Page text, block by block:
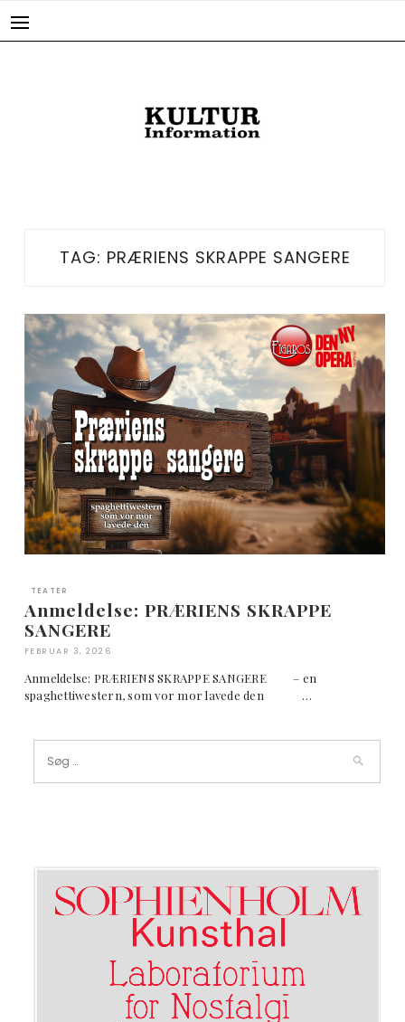
TAG: PRÆRIENS SKRAPPE SANGERE
TEATER
Anmeldelse: PRÆRIENS SKRAPPE
SANGERE
FEBRUAR 3, 2026
Anmeldelse: PRÆRIENS SKRAPPE SANGERE – en
spaghettiwestern, som vor mor lavede den …